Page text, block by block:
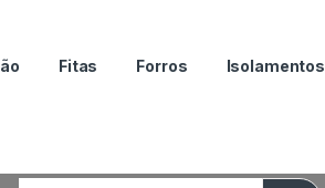
Fitas Forros Isolamentos